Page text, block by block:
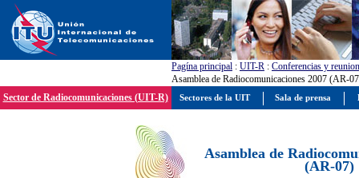
Pagína principal : UIT-R : Conferencias y
Asamblea de Radiocomunicaciones 2007 (AR-
Sector de Radiocomunicaciones (UIT-R)
Asamblea de
(AR-07)
Sectores de la UIT Sala de prensa